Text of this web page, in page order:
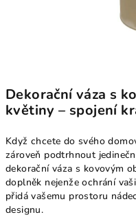
Dekorační váza s
květiny – spojení
Když chcete do svého
zároveň podtrhnout
dekorační váza s kovovým
doplněk nejenže ochrání
přidá vašemu prostoru
designu.